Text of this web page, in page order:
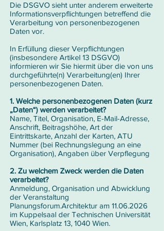
Die DSGVO sieht unter anderem erweiterte
Informationsverpflichtungen betreffend die
Verarbeitung von personenbezogenen
Daten vor.
In Erfüllung dieser Verpflichtungen
(insbesondere Artikel 13 DSGVO)
informieren wir Sie hiermit über die von uns
durchgeführte(n) Verarbeitung(en) Ihrer
personenbezogenen Daten.
1. Welche personenbezogenen Daten (kurz
„Daten“) werden verarbeitet?
Name, Titel, Organisation, E-Mail-Adresse,
Anschrift, Beitragshöhe, Art der
Eintrittskarte, Anzahl der Karten, ATU
Nummer (bei Rechnungslegung an eine
Organisation), Angaben über Verpflegung
2. Zu welchem Zweck werden die Daten
verarbeitet?
Anmeldung, Organisation und Abwicklung
der Veranstaltung
Planungsforum.Architektur am 11.06.2026
im Kuppelsaal der Technischen Universität
Wien, Karlsplatz 13, 1040 Wien.